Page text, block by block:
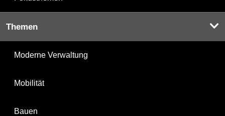
Themen
Moderne Verwaltung
Mobilität
Bauen